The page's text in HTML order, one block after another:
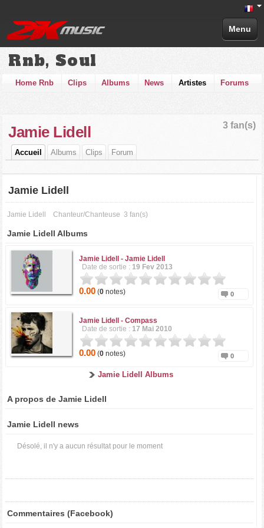
Menu
Rnb, Soul
Home Rnb Clips Albums News Artistes Forums
3 fan(s)
Jamie Lidell
Accueil Albums Clips Forum
Jamie Lidell
Jamie Lidell Chanteur/Chanteuse 3 fan(s)
Jamie Lidell Albums
Jamie Lidell -Jamie Lidell
Date de sortie : 19 Fev 2013
0.00 (0 notes) 0
Jamie Lidell -Compass
Date de sortie : 17 Mai 2010
0.00 (0 notes) 0
Jamie Lidell Albums
A propos de Jamie Lidell
Jamie Lidell news
Désolé, il n'y a aucun résultat pour le moment
Commentaires (Facebook)